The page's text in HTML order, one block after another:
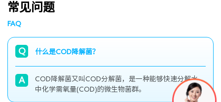
常见问题
FAQ
Q 什么是COD降解菌？
A
COD降解菌又叫COD分解菌，是一种能够快速分解水
中化学需氧量(COD)的微生物菌群。